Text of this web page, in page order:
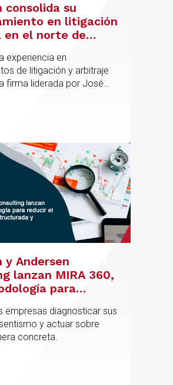
consolida su
en litigación
en el norte de
la incorporación
Larena
experiencia en
de litigación y arbitraje
firma liderada por José
en asesoramiento
y Andersen
lanzan MIRA 360,
para
de
y
empresas diagnosticar sus
y actuar sobre
concreta.